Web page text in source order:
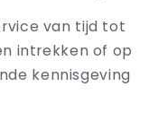
van tijd tot
intrekken of op
kennisgeving